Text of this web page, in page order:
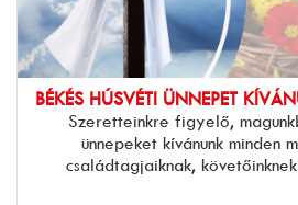
BÉKÉS HÚSVÉTI ÜNNEPET
Szeretteinkre figyelő,
ünnepeket kívánunk minden
családtagjaiknak,